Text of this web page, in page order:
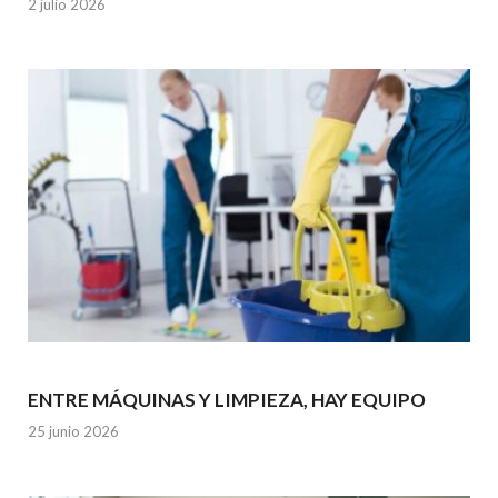
2 julio 2026
ENTRE MÁQUINAS Y LIMPIEZA, HAY EQUIPO
25 junio 2026